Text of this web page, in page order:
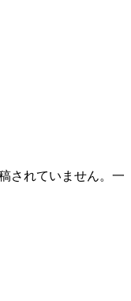
されていません。一